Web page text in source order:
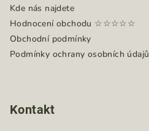
Kde nás najdete
Hodnocení obchodu ☆☆☆☆☆
Obchodní podmínky
Podmínky ochrany osobních údajů
Kontakt